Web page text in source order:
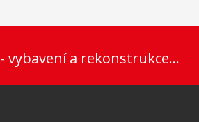
- vybavení a rekonstrukce...